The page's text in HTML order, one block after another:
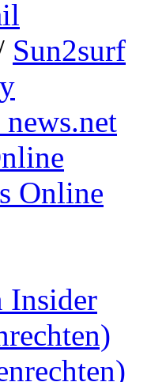
Sun2surf
Online
Insider